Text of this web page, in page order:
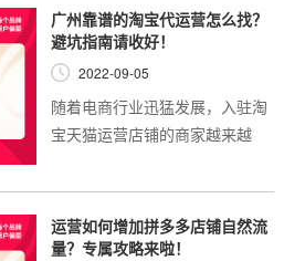
案，那么如何诊断分析新的淘宝
店铺呢？ 淘宝运营...
广州靠谱的淘宝代运营怎么找？
避坑指南请收好！
2022-09-05
随着电商行业迅猛发展，入驻淘
宝天猫运营店铺的商家越来越
店铺运营店铺力不从心，往往是
运营技能层面存在缺陷。因此很
多淘宝广州天猫代...
运营如何增加拼多多店铺自然流
量？专属攻略来啦！